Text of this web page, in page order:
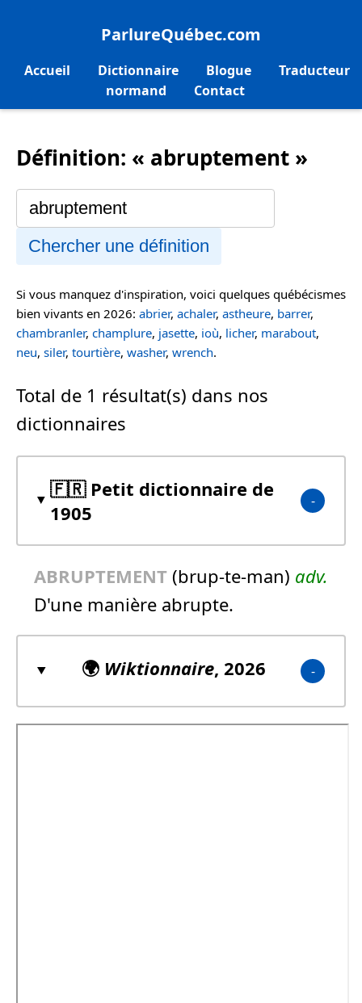
ParlureQuébec.com
Accueil Dictionnaire Blogue
Traducteur
normand
Contact
Définition: « abruptement »
Chercher une définition
Si vous manquez d'inspiration, voici quelques québécismes
bien vivants en 2026: abrier, achaler, astheure, barrer,
chambranler, champlure, jasette, ioù, licher, marabout,
neu, siler, tourtière, washer, wrench.
Total de 1 résultat(s) dans nos
dictionnaires
🇫🇷 Petit dictionnaire de
1905
ABRUPTEMENT (brup-te-man) adv.
D'une manière abrupte.
🌍 Wiktionnaire, 2026